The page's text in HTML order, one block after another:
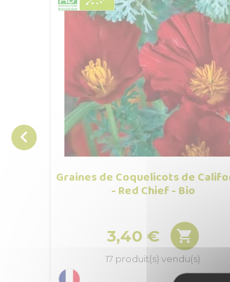

Graines de Coquelicots de
- Red Chief - Bio
Prix
3,40 € 
17 produit(s) vendu(s)